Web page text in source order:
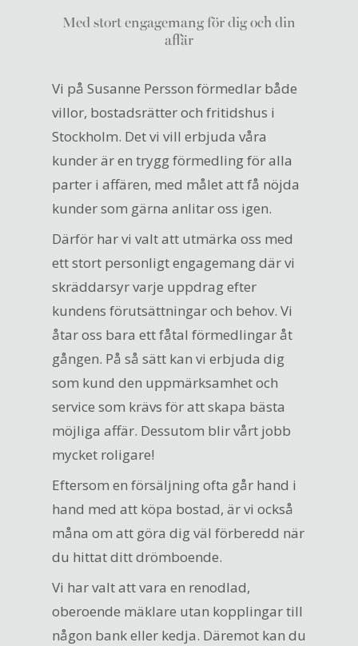
Med stort engagemang för dig och din
affär
Vi på Susanne Persson förmedlar både
villor, bostadsrätter och fritidshus i
Stockholm. Det vi vill erbjuda våra
kunder är en trygg förmedling för alla
parter i affären, med målet att få nöjda
kunder som gärna anlitar oss igen.
Därför har vi valt att utmärka oss med
ett stort personligt engagemang där vi
skräddarsyr varje uppdrag efter
kundens förutsättningar och behov. Vi
åtar oss bara ett fåtal förmedlingar åt
gången. På så sätt kan vi erbjuda dig
som kund den uppmärksamhet och
service som krävs för att skapa bästa
möjliga affär. Dessutom blir vårt jobb
mycket roligare!
Eftersom en försäljning ofta går hand i
hand med att köpa bostad, är vi också
måna om att göra dig väl förberedd när
du hittat ditt drömboende.
Vi har valt att vara en renodlad,
oberoende mäklare utan kopplingar till
någon bank eller kedja. Däremot kan du